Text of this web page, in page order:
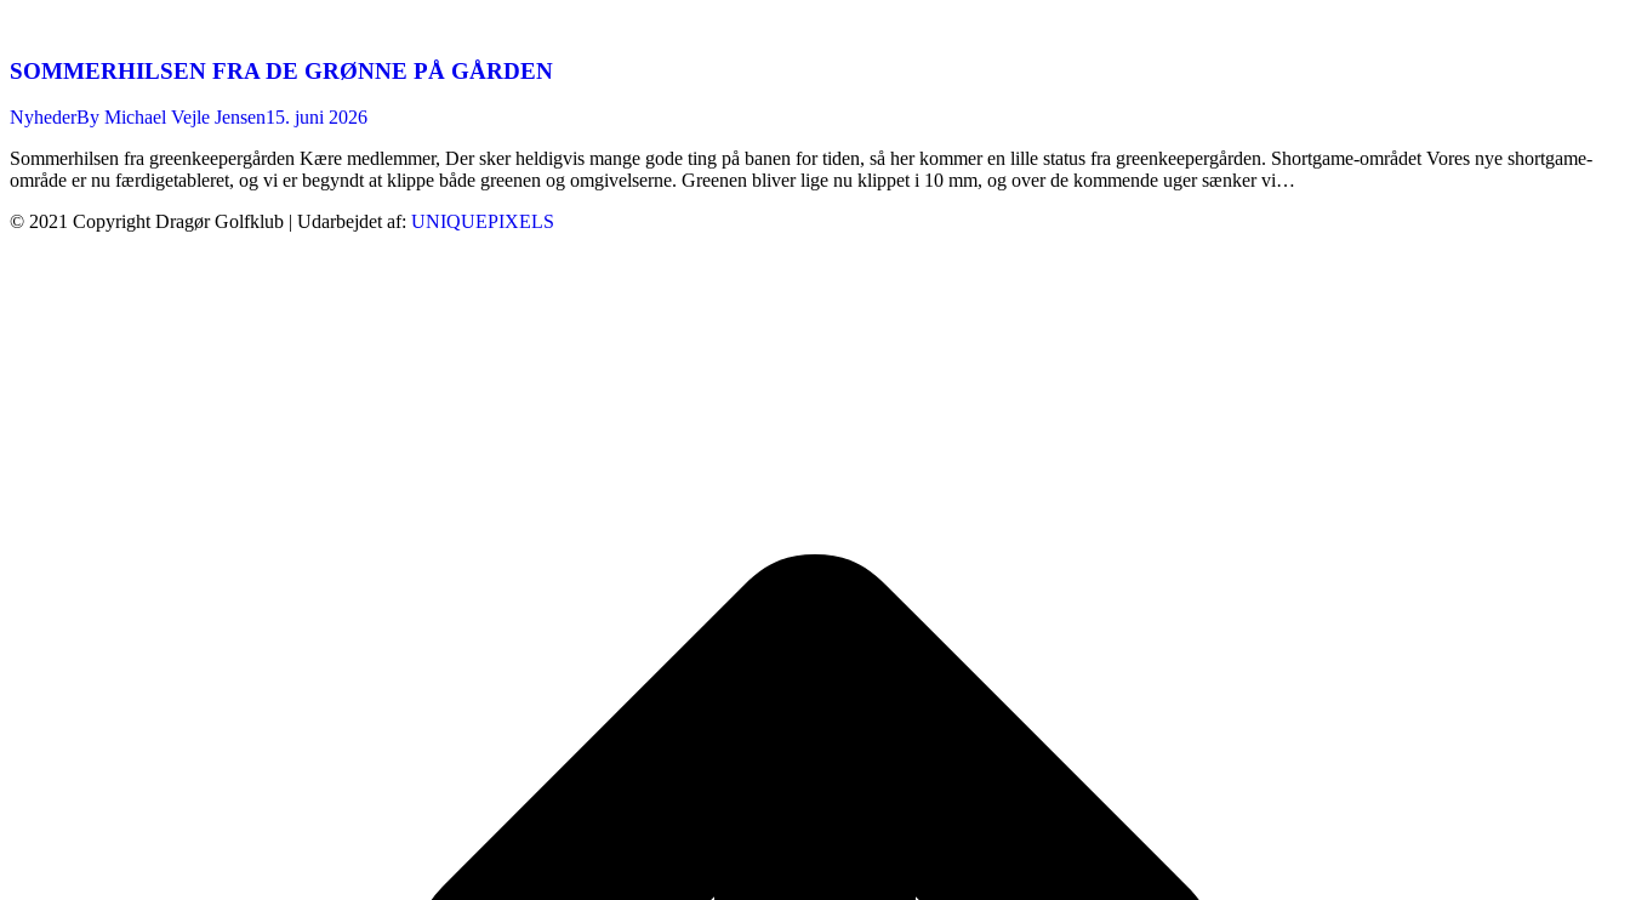
SOMMERHILSEN FRA DE GRØNNE PÅ GÅRDEN
NyhederBy Michael Vejle Jensen15. juni 2026
Sommerhilsen fra greenkeepergården Kære medlemmer, Der sker heldigvis mange gode ting på banen for tiden, så her kommer en lille status fra greenkeepergården. Shortgame-området Vores nye shortgame-
område er nu færdigetableret, og vi er begyndt at klippe både greenen og omgivelserne. Greenen bliver lige nu klippet i 10 mm, og over de kommende uger sænker vi…
© 2021 Copyright Dragør Golfklub | Udarbejdet af: UNIQUEPIXELS